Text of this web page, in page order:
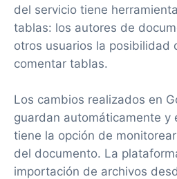
del servicio tiene
tablas: los autores de
otros usuarios la posibilidad
comentar tablas.
Los cambios realizados en
guardan automáticamente y
tiene la opción de
del documento. La
importación de archivos